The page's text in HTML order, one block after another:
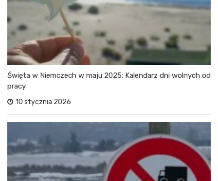
Święta w Niemczech w maju 2025: Kalendarz dni wolnych od
pracy
10 stycznia 2026